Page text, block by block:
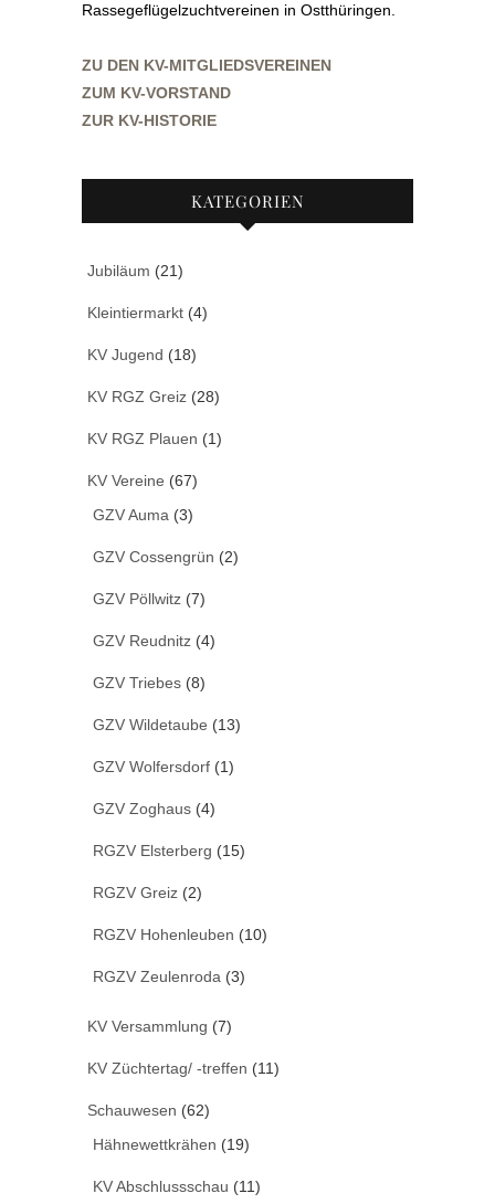
Rassegeflügelzuchtvereinen in Ostthüringen.
ZU DEN KV-MITGLIEDSVEREINEN
ZUM KV-VORSTAND
ZUR KV-HISTORIE
KATEGORIEN
Jubiläum (21)
Kleintiermarkt (4)
KV Jugend (18)
KV RGZ Greiz (28)
KV RGZ Plauen (1)
KV Vereine (67)
GZV Auma (3)
GZV Cossengrün (2)
GZV Pöllwitz (7)
GZV Reudnitz (4)
GZV Triebes (8)
GZV Wildetaube (13)
GZV Wolfersdorf (1)
GZV Zoghaus (4)
RGZV Elsterberg (15)
RGZV Greiz (2)
RGZV Hohenleuben (10)
RGZV Zeulenroda (3)
KV Versammlung (7)
KV Züchtertag/ -treffen (11)
Schauwesen (62)
Hähnewettkrähen (19)
KV Abschlussschau (11)